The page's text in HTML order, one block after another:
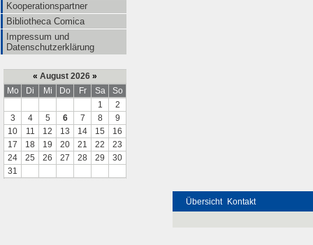
Kooperationspartner
Bibliotheca Comica
Impressum und
Datenschutzerklärung
« August 2026 »
Mo
Di Mi Do Fr Sa
So
1
2
3
4 5 6 7 8
9
10
11 12 13 14 15
16
17
18 19 20 21 22
23
24
25 26 27 28 29
30
31
Übersicht Kontakt